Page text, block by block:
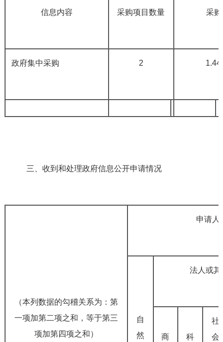
信息内容 采购项目数量 采
政府集中采购 2
三、收到和处理政府信息公开申请情况
（本列数据的勾稽关系为：第
一项加第二项之和，等于第三
项加第四项之和）
申请人
自
然
法人或
商
科
社
会